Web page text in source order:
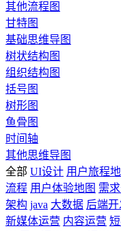
其他流程图
甘特图
基础思维导图
树状结构图
组织结构图
括号图
树形图
鱼骨图
时间轴
其他思维导图
全部 UI设计 用户旅程
流程 用户体验地图 需
架构 java 大数据 后端开
新媒体运营 内容运营